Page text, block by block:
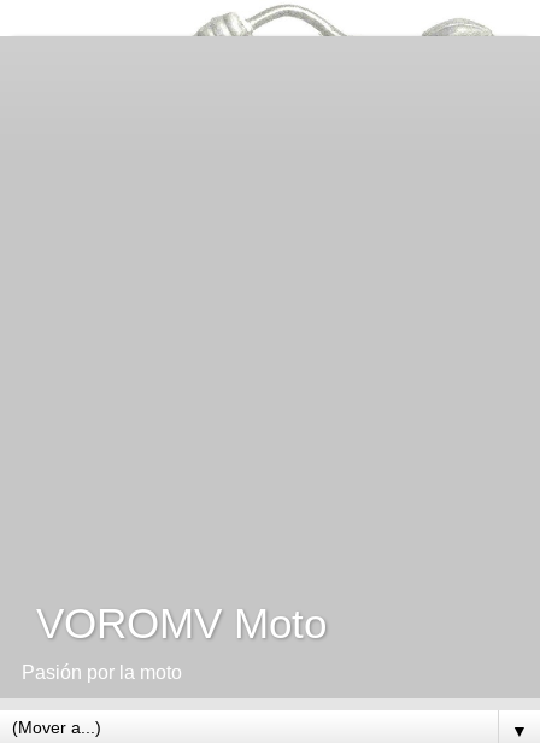
VOROMV Moto
Pasión por la moto
▼